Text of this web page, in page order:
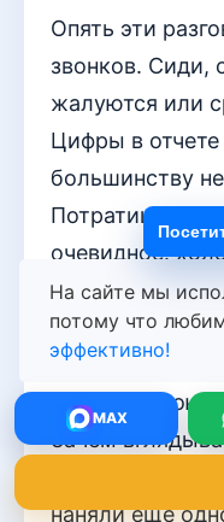
Опять эти
звонков. Сиди,
жалуются или
Цифры в отчете
большинству
Потратишь
очевидное:
всегда
диалоги? Их не
повезло. Все
покажут твою
Зачем
которая лишь
наняли ещё
На сайте мы
потому что
эффективно!
MAX